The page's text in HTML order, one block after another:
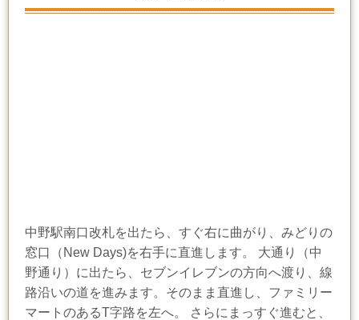
中野駅南口改札を出たら、すぐ右に曲がり、みどりの
窓口（New Days)を右手に直進します。 大通り（中
野通り）に出たら、セブンイレブンの方向へ渡り、線
路沿いの道を進みます。そのまま直進し、ファミリー
マートのあるT字路を左へ。 さらにまっすぐ進むと、